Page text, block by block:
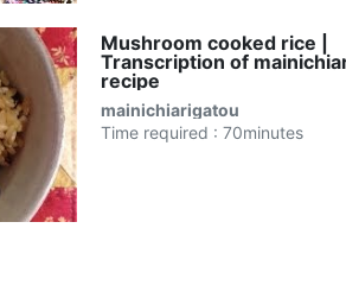
Mushroom cooked rice |
Transcription of
recipe
mainichiarigatou
Time required : 70minutes